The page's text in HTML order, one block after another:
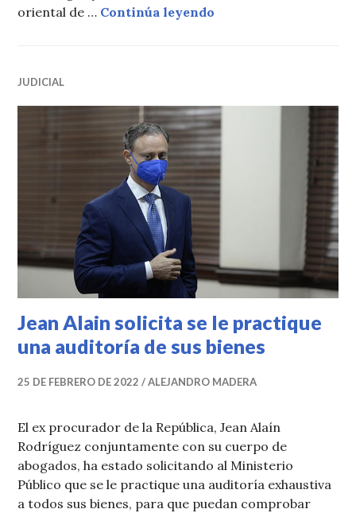
oriental de … Continúa leyendo
JUDICIAL
Jean Alain solicita se le practique
una auditoría de sus bienes
25 DE FEBRERO DE 2022 ALEJANDRO MADERA
El ex procurador de la República, Jean Alaín
Rodríguez conjuntamente con su cuerpo de
abogados, ha estado solicitando al Ministerio
Público que se le practique una auditoría exhaustiva
a todos sus bienes, para que puedan comprobar